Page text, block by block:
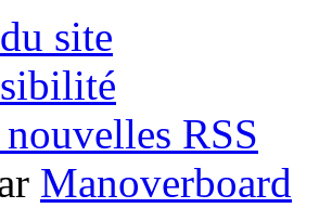
site
RSS
Manoverboard